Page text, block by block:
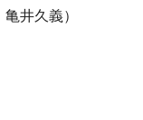
井久義）